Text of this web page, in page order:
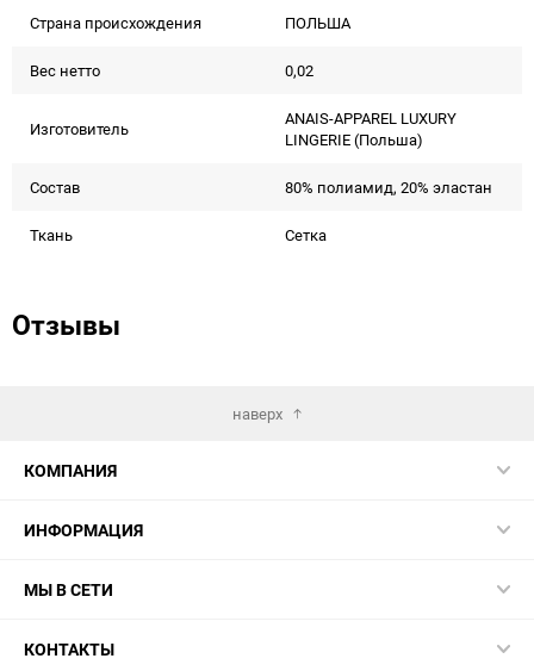
Страна происхождения ПОЛЬША
Вес нетто 0,02
Изготовитель
ANAIS-APPAREL LUXURY
LINGERIE (Польша)
Состав 80% полиамид, 20% эластан
Ткань Сетка
Отзывы
наверх
КОМПАНИЯ
ИНФОРМАЦИЯ
МЫ В СЕТИ
КОНТАКТЫ